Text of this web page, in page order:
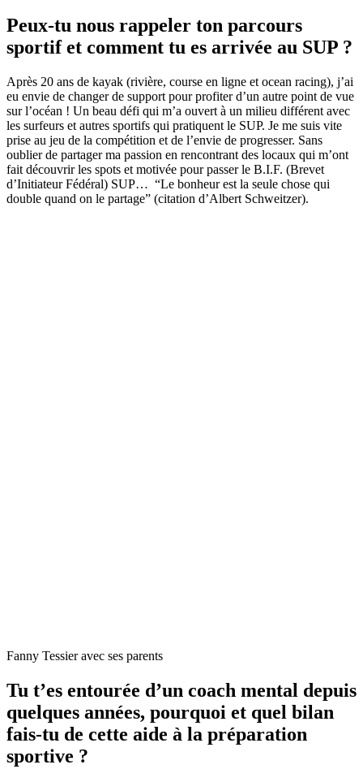
Peux-tu nous rappeler ton parcours
sportif et comment tu es arrivée au SUP ?
​Après 20 ans de kayak (rivière, course en ligne et ocean racing), j’ai
eu envie de changer de support pour profiter d’un autre point de vue
sur l’océan ! Un beau défi qui m’a ouvert à un milieu différent avec
les surfeurs et autres sportifs qui pratiquent le SUP. Je me suis vite
prise au jeu de la compétition et de l’envie de progresser. Sans
oublier de partager ma passion en rencontrant des locaux qui m’ont
fait découvrir les spots et motivée pour passer le B.I.F. (Brevet
d’Initiateur Fédéral) SUP… “Le bonheur est la seule chose qui
double quand on le partage” (citation d’Albert Schweitzer).
Fanny Tessier avec ses parents
Tu t’es entourée d’un coach mental depuis
quelques années, pourquoi et quel bilan
fais-tu de cette aide à la préparation
sportive ?